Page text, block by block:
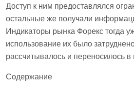
Доступ к ним предоставлялся
остальные же получали
Индикаторы рынка Форекс тогда
использование их было
рассчитывалось и переносилось
Содержание